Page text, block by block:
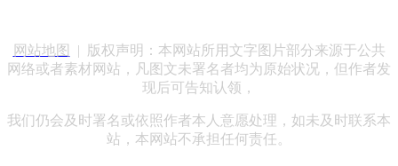
网站地图
| 版权声明：本网站所用文字图片部分来源于公共
网络或者素材网站，凡图文未署名者均为原始状况，但作者发
现后可告知认领，
我们仍会及时署名或依照作者本人意愿处理，如未及时联系本
站，本网站不承担任何责任。